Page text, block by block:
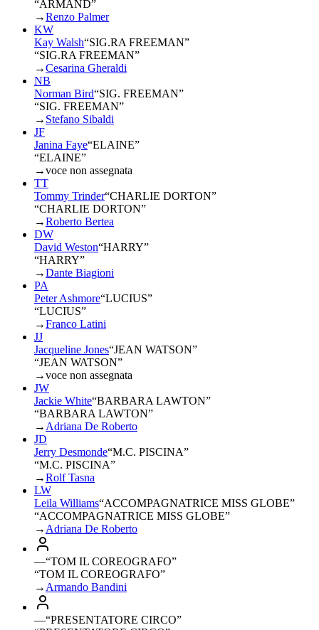
“ARMAND”
→Renzo Palmer
KW
Kay Walsh“SIG.RA FREEMAN”
“SIG.RA FREEMAN”
→Cesarina Gheraldi
NB
Norman Bird“SIG. FREEMAN”
“SIG. FREEMAN”
→ Stefano Sibaldi
JF
Janina Faye“ELAINE”
“ELAINE”
→voce non assegnata
TT
Tommy Trinder“CHARLIE DORTON”
“CHARLIE DORTON”
→Roberto Bertea
DW
David Weston“HARRY”
“HARRY”
→Dante Biagioni
PA
Peter Ashmore“LUCIUS”
“LUCIUS”
→Franco Latini
JJ
Jacqueline Jones“JEAN WATSON”
“JEAN WATSON”
→voce non assegnata
JW
Jackie White“BARBARA LAWTON”
“BARBARA LAWTON”
→ Adriana De Roberto
JD
Jerry Desmonde“M.C. PISCINA”
“M.C. PISCINA”
→Rolf Tasna
LW
Leila Williams“ACCOMPAGNATRICE MISS GLOBE”
“ACCOMPAGNATRICE MISS GLOBE”
→ Adriana De Roberto
—“TOM IL COREOGRAFO”
“TOM IL COREOGRAFO”
→ Armando Bandini
—“PRESENTATORE CIRCO”